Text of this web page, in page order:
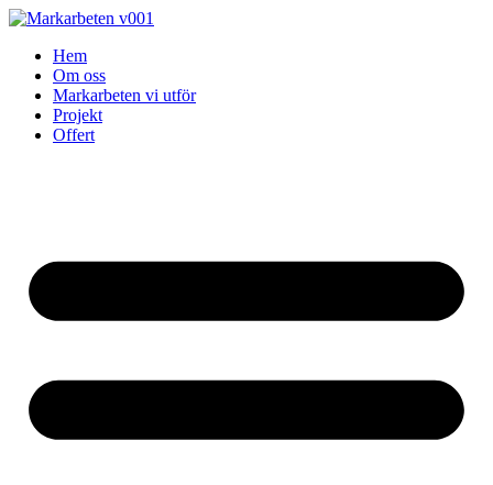
Skip
contentHem
Om oss
Markarbeten vi utför
Projekt
Offert